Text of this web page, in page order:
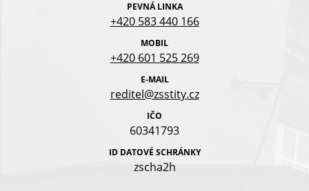
PEVNÁ LINKA
+420 583 440 166
MOBIL
+420 601 525 269
E-MAIL
reditel@zsstity.cz
IČO
60341793
ID DATOVÉ SCHRÁNKY
zscha2h